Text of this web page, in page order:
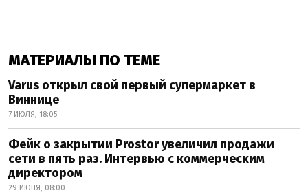
МАТЕРИАЛЫ ПО ТЕМЕ
Varus открыл свой первый супермаркет в
Виннице
7 ИЮЛЯ, 18:05
Фейк о закрытии Prostor увеличил продажи
сети в пять раз. Интервью с коммерческим
директором
29 ИЮНЯ, 08:00